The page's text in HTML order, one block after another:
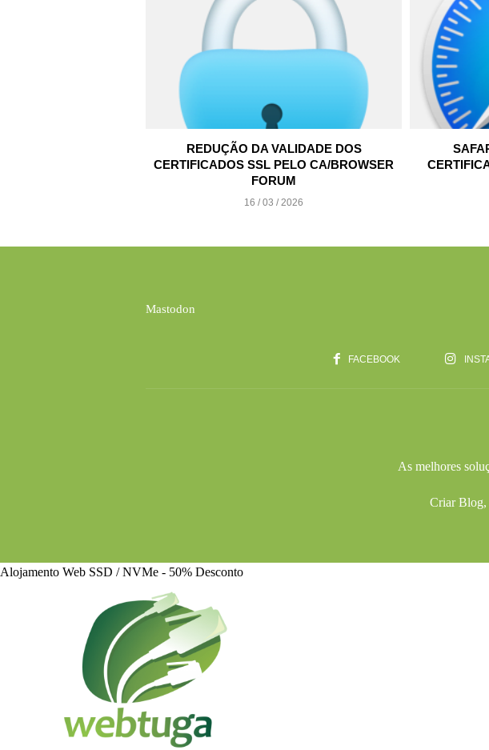
REDUÇÃO DA VALIDADE DOS
CERTIFICADOS SSL PELO CA/BROWSER
FORUM
16 / 03 / 2026
Mastodon
FACEBOOK
As melhores
Criar Blog,
Alojamento Web SSD / NVMe - 50% Desconto